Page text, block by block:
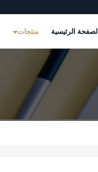
الصفحة الرئيسية منتجات